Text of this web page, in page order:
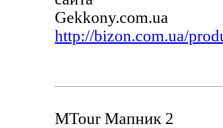
http://bizon.com.ua/
MTour Мапник 2